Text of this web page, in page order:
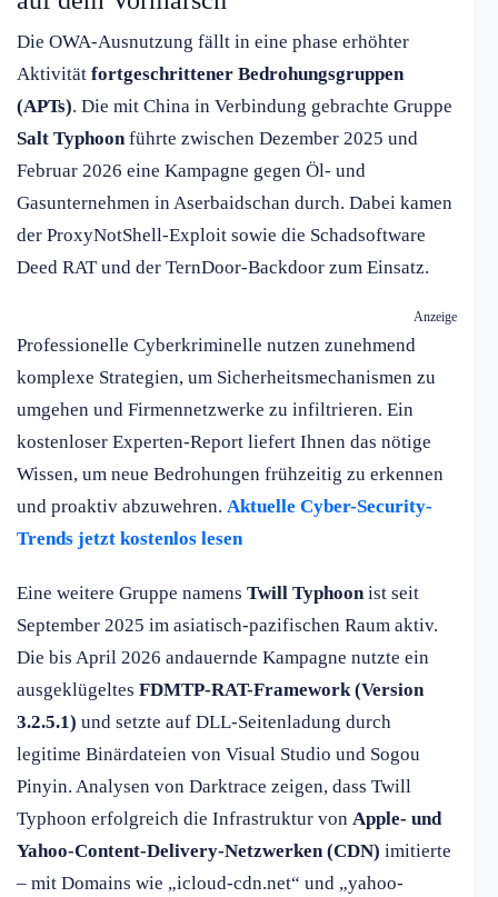
Die OWA-Ausnutzung fällt in eine phase erhöhter
Aktivität fortgeschrittener Bedrohungsgruppen
(APTs). Die mit China in Verbindung gebrachte Gruppe
Salt Typhoonführte zwischen Dezember 2025 und
Februar 2026 eine Kampagne gegen Öl- und
Gasunternehmen in Aserbaidschan durch. Dabei kamen
der ProxyNotShell-Exploit sowie die Schadsoftware
Deed RAT und der TernDoor-Backdoor zum Einsatz.
Anzeige
Professionelle Cyberkriminelle nutzen zunehmend
komplexe Strategien, um Sicherheitsmechanismen zu
umgehen und Firmennetzwerke zu infiltrieren. Ein
kostenloser Experten-Report liefert Ihnen das nötige
Wissen, um neue Bedrohungen frühzeitig zu erkennen
und proaktiv abzuwehren. Aktuelle Cyber-Security-
Trends jetzt kostenlos lesen
Eine weitere Gruppe namens Twill Typhoonist seit
September 2025 im asiatisch-pazifischen Raum aktiv.
Die bis April 2026 andauernde Kampagne nutzte ein
ausgeklügeltes FDMTP-RAT-Framework (Version
3.2.5.1) und setzte auf DLL-Seitenladung durch
legitime Binärdateien von Visual Studio und Sogou
Pinyin. Analysen von Darktrace zeigen, dass Twill
Typhoon erfolgreich die Infrastruktur von Apple- und
Yahoo-Content-Delivery-Netzwerken (CDN) imitierte
– mit Domains wie „icloud-cdn.net“ und „yahoo-